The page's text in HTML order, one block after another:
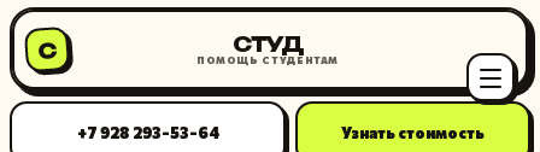
С СТУД
ПОМОЩЬ СТУДЕНТАМ
+7 928 293-53-64 Узнать стоимость